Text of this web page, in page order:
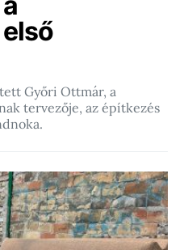
Győri Ottmár, a
tervezője, az építkezés